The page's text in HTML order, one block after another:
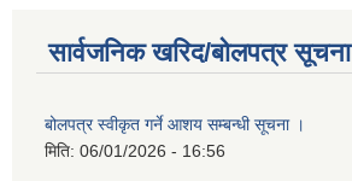
सार्वजनिक खरिद/बोलपत्र सूचना
बोलपत्र स्वीकृत गर्ने आशय सम्बन्धी सूचना ।
मिति: 06/01/2026 - 16:56